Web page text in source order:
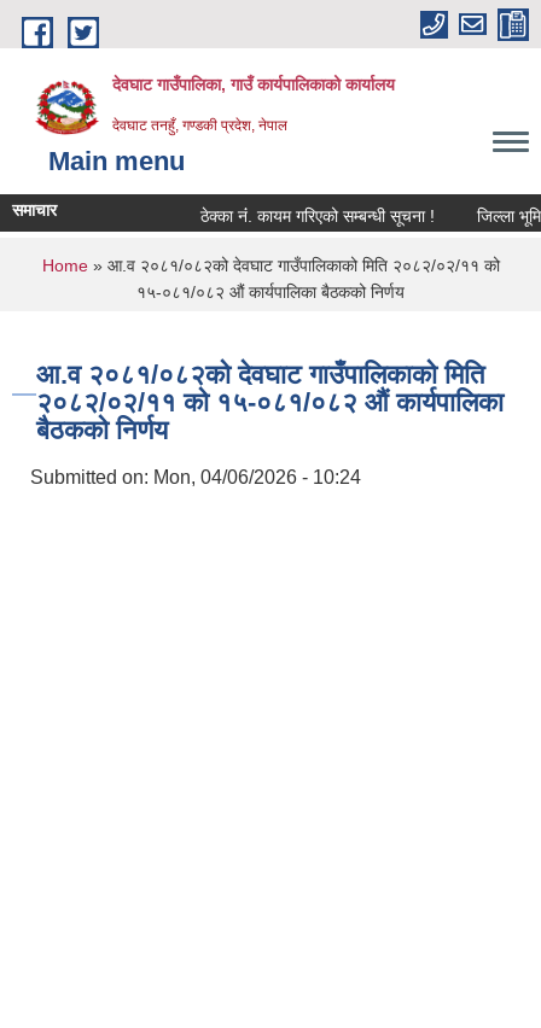
Skip to main content
देवघाट गाउँपालिका, गाउँ कार्यपालिकाको कार्यालय
देवघाट तनहुँ, गण्डकी प्रदेश, नेपाल
Main menu
समाचार ठेक्का नंं. कायम गरिएको सम्बन्धी सूचना ! जिल्ला
You are here
Home» आ.व २०८१/०८२को देवघाट गाउँपालिकाको मिति २०८२/०२/११ को
१५-०८१/०८२ औं कार्यपालिका बैठकको निर्णय
आ.व २०८१/०८२को देवघाट गाउँपालिकाको मिति
२०८२/०२/११ को १५-०८१/०८२ औं कार्यपालिका
बैठकको निर्णय
Submitted on: Mon, 04/06/2026 - 10:24